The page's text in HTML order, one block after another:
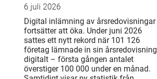
6 juli 2026
Digital inlämning av årsredovisningar
fortsätter att öka. Under juni 2026
sattes ett nytt rekord när 101 126
företag lämnade in sin årsredovisning
digitalt – första gången antalet
överstiger 100 000 under en månad.